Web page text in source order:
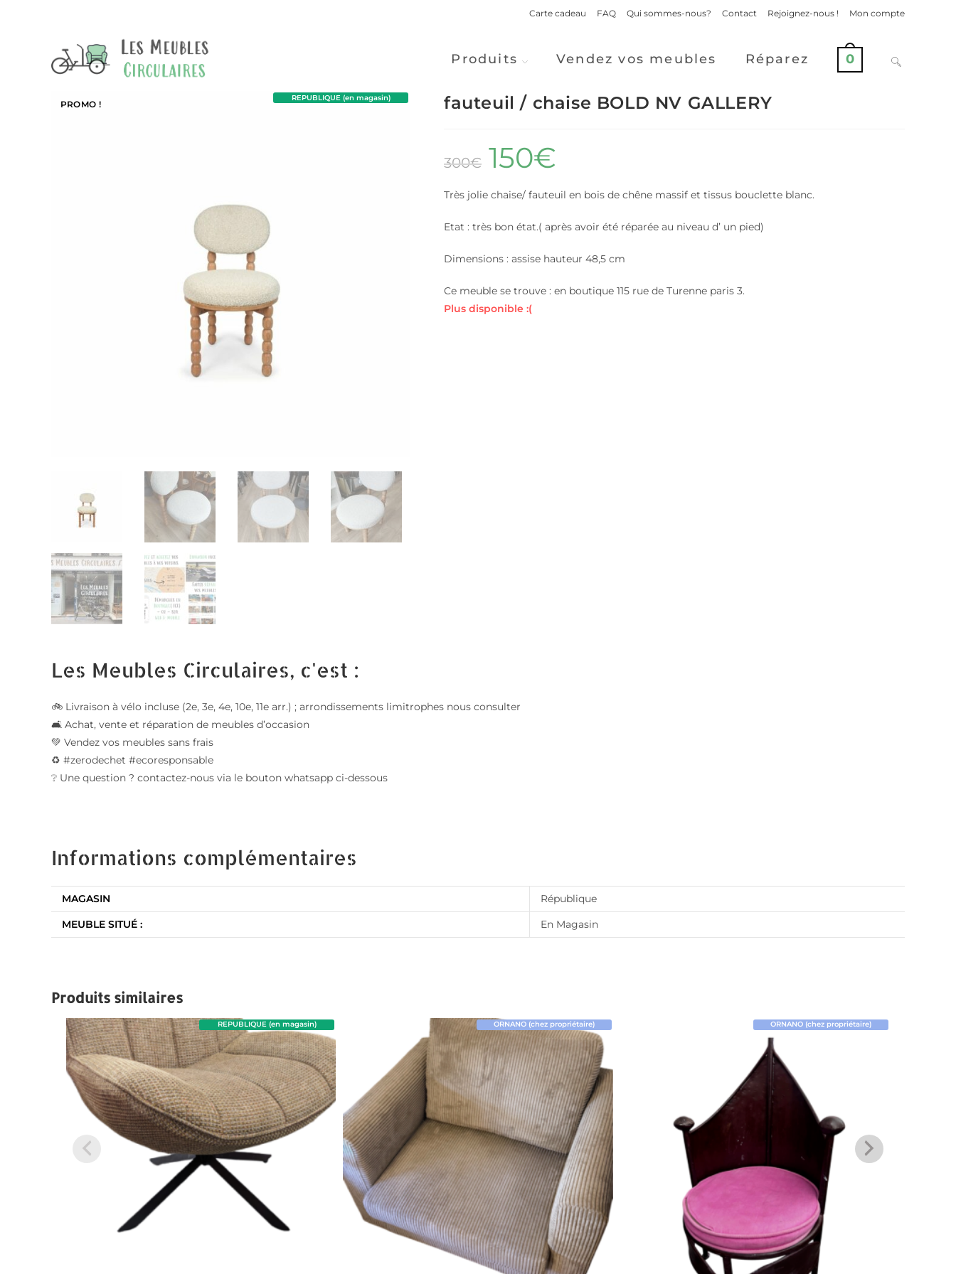
Carte cadeau FAQ Qui sommes-nous? Contact Rejoignez-nous ! Mon compte
Produits Vendez vos meubles Réparez 0
PROMO !
REPUBLIQUE (en magasin) fauteuil / chaise BOLD NV GALLERY
300€ 150€
Très jolie chaise/ fauteuil en bois de chêne massif et tissus bouclette blanc.
Etat : très bon état.( après avoir été réparée au niveau d’ un pied)
Dimensions : assise hauteur 48,5 cm
Ce meuble se trouve : en boutique 115 rue de Turenne paris 3.
Plus disponible :(
Les Meubles Circulaires, c'est :
🚲 Livraison à vélo incluse (2e, 3e, 4e, 10e, 11e arr.) ; arrondissements limitrophes nous consulter
🛋️ Achat, vente et réparation de meubles d’occasion
💚 Vendez vos meubles sans frais
♻️ #zerodechet #ecoresponsable
❔ Une question ? contactez-nous via le bouton whatsapp ci-dessous
Informations complémentaires
MAGASIN
République
MEUBLE SITUÉ :
En Magasin
Produits similaires
REPUBLIQUE (en magasin) ORNANO (chez propriétaire) ORNANO (chez propriétaire)